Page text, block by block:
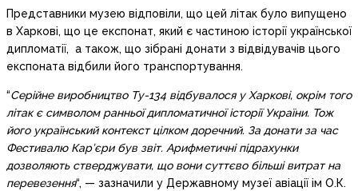
Представники музею відповіли, що цей літак було випущено
в Харкові, що це експонат, який є частиною історії української
дипломатії, а також, що зібрані донати з відвідувачів цього
експоната відбили його транспортування.
“Серійне виробництво Ту-134 відбувалося у Харкові, окрім того
літак є символом ранньої дипломатичної історії України. Тож
його український контекст цілком доречний. За донати за час
Фестивалю Кар’єри був звіт. Арифметичні підрахунки
дозволяють стверджувати, що вони суттєво більші витрат на
перевезення“, — зазначили у Державному музеї авіації ім О.К.